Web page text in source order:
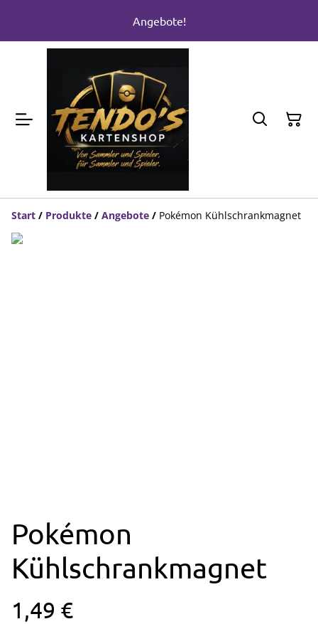
Angebote!
Start / Produkte / Angebote / Pokémon Kühlschrankmagnet
Pokémon
Kühlschrankmagnet
1,49 €